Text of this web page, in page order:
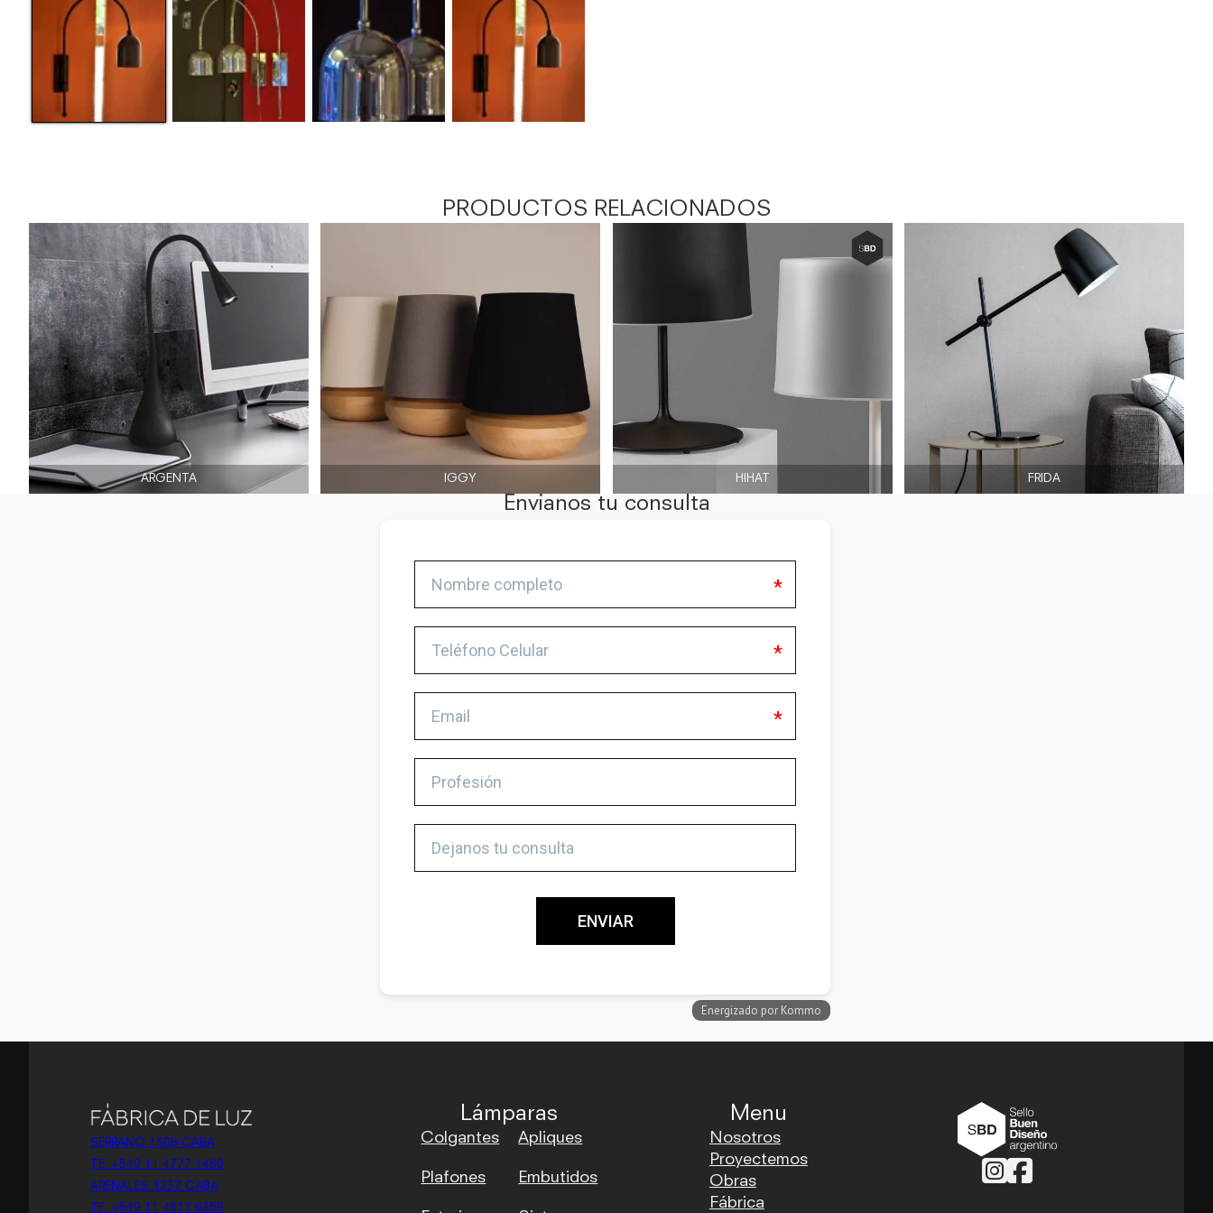
PRODUCTOS RELACIONADOS
ARGENTA IGGY HIHAT FRIDA
Envianos tu consulta
SERRANO 1308 CABA
TE: +549 11 4777 1460
ARENALES 1237 CABA
TE: +549 11 4811 6356
Lámparas
Colgantes Apliques
Plafones Embutidos
Menu
Nosotros
Proyectemos
Obras
Fábrica
Follow us on Instagram
Follow us on Facebook